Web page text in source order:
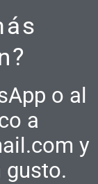
o al
a
y
gusto.